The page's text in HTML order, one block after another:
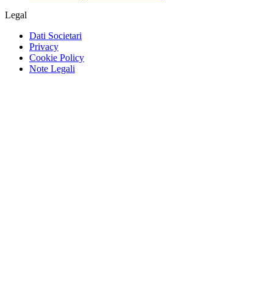
Legal
Dati Societari
Privacy
Cookie Policy
Note Legali